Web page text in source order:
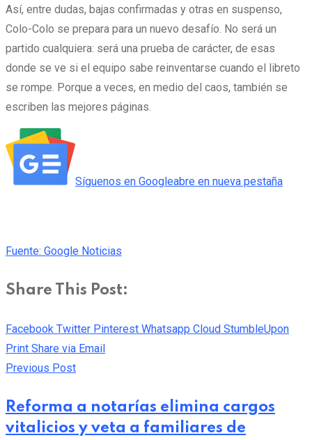
Así, entre dudas, bajas confirmadas y otras en suspenso,
Colo-Colo se prepara para un nuevo desafío. No será un
partido cualquiera: será una prueba de carácter, de esas
donde se ve si el equipo sabe reinventarse cuando el libreto
se rompe. Porque a veces, en medio del caos, también se
escriben las mejores páginas.
Síguenos en Googleabre en nueva pestaña
Fuente: Google Noticias
Share This Post:
Facebook Twitter Pinterest Whatsapp Cloud StumbleUpon
Print Share via Email
Previous Post
Reforma a notarías elimina cargos
vitalicios y veta a familiares de